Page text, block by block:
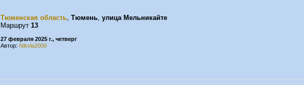
Тюменская область, Тюмень, улица Мельникайте
Маршрут 13
27 февраля 2025 г., четверг
Автор: Nikola2000